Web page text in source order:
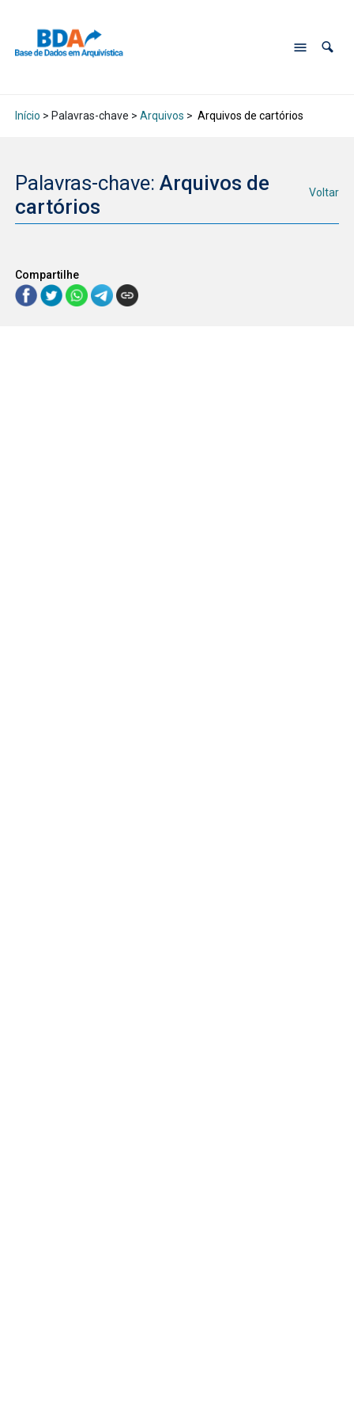
Início > Palavras-chave > Arquivos > Arquivos de cartórios
Palavras-chave: Arquivos de
cartórios
Voltar
Compartilhe